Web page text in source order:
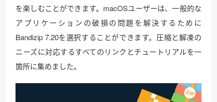
を楽しむことができます。macOSユーザーは、一般的な
アプリケーションの破損の問題を解決するために
Bandizip 7.20を選択することができます。圧縮と解凍の
ニーズに対応するすべてのリンクとチュートリアルを一
箇所に集めました。